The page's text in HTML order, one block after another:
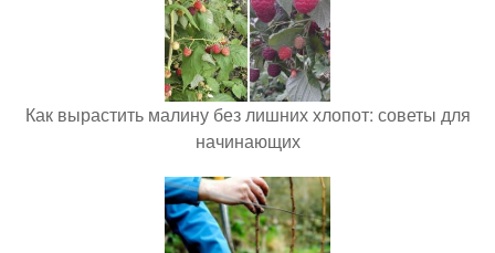
Как вырастить малину без лишних хлопот: советы для
начинающих